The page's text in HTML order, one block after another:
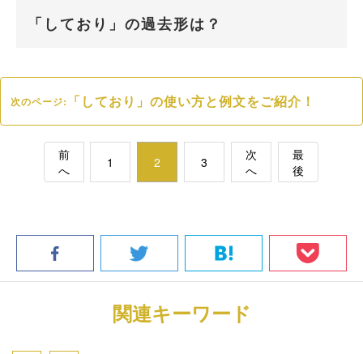
「しており」の過去形は？
次のページ: 「しており」の使い方と例文をご紹介！
前
へ
1 2 3
次
へ
最
後
関連キーワード